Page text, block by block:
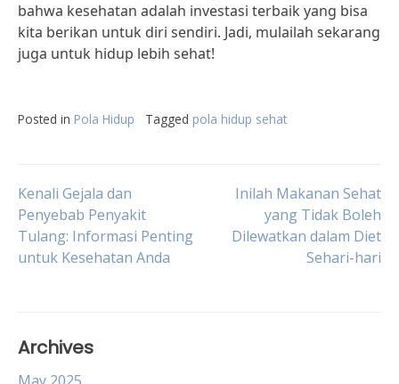
bahwa kesehatan adalah investasi terbaik yang bisa
kita berikan untuk diri sendiri. Jadi, mulailah sekarang
juga untuk hidup lebih sehat!
Posted in Pola Hidup Tagged pola hidup sehat
Post
navigation
Kenali Gejala dan
Penyebab Penyakit
Tulang: Informasi Penting
untuk Kesehatan Anda
Inilah Makanan Sehat
yang Tidak Boleh
Dilewatkan dalam Diet
Sehari-hari
Archives